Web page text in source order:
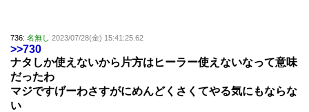
736: 名無し 2023/07/28(金) 15:41:25.62
>>730
ナタしか使えないから片方はヒーラー使えないなって意味
だったわ
マジですげーわさすがにめんどくさくてやる気にもならな
い